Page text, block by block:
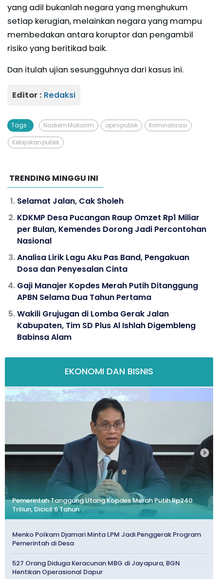
yang adil bukanlah negara yang menghukum
setiap kerugian, melainkan negara yang mampu
membedakan antara koruptor dan pengambil
risiko yang beritikad baik.
Dan itulah ujian sesungguhnya dari kasus ini.
Editor : Redaksi
Tags : Nadiem Makarim opini publik Kriminalisasi
Kebijakan publik
TRENDING MINGGU INI
Selamat Jalan, Cak Sholeh
KDKMP Desa Pucangan Raup Omzet Rp1 Miliar
per Bulan, Kemendes Dorong Jadi Percontohan
Nasional
Analisa Lirik Lagu Aku Pas Band, Pengakuan
Dosa dan Penyesalan Cinta
Gaji Manajer Kopdes Merah Putih Ditanggung
APBN Selama Dua Tahun Pertama
Wakili Grujugan di Lomba Gerak Jalan
Kabupaten, Tim SD Plus Al Ishlah Digembleng
Babinsa Alam
EKONOMI DAN BISNIS
Pemerintah Tanggung Utang Kopdes Merah Putih Rp240
Triliun, Dicicil 6 Tahun
Menko Polkam Djamari Minta LPM Jadi Penggerak Program
Pemerintah di Desa
527 Orang Diduga Keracunan MBG di Jayapura, BGN
Hentikan Operasional Dapur